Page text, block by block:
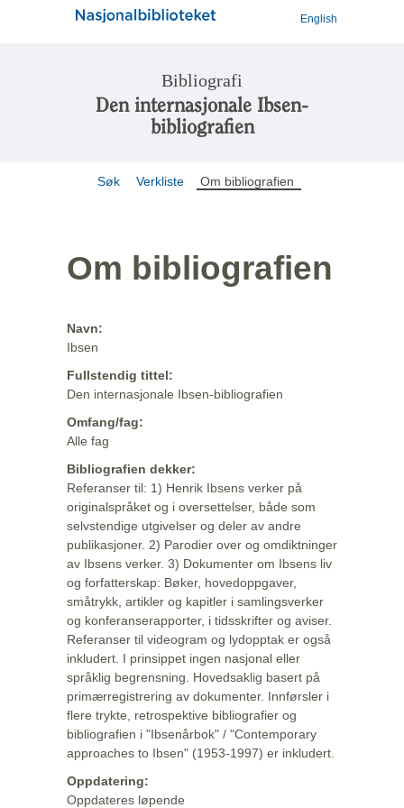
English
Bibliografi
Den internasjonale Ibsen-
bibliografien
Søk Verkliste Om bibliografien
Om bibliografien
Navn:
Ibsen
Fullstendig tittel:
Den internasjonale Ibsen-bibliografien
Omfang/fag:
Alle fag
Bibliografien dekker:
Referanser til: 1) Henrik Ibsens verker på
originalspråket og i oversettelser, både som
selvstendige utgivelser og deler av andre
publikasjoner. 2) Parodier over og omdiktninger
av Ibsens verker. 3) Dokumenter om Ibsens liv
og forfatterskap: Bøker, hovedoppgaver,
småtrykk, artikler og kapitler i samlingsverker
og konferanserapporter, i tidsskrifter og aviser.
Referanser til videogram og lydopptak er også
inkludert. I prinsippet ingen nasjonal eller
språklig begrensning. Hovedsaklig basert på
primærregistrering av dokumenter. Innførsler i
flere trykte, retrospektive bibliografier og
bibliografien i "Ibsenårbok" / "Contemporary
approaches to Ibsen" (1953-1997) er inkludert.
Oppdatering:
Oppdateres løpende